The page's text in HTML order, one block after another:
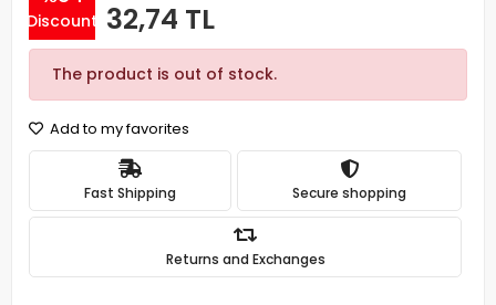
Discount 32,74 TL
The product is out of stock.
Add to my favorites
Fast Shipping Secure shopping
Returns and Exchanges